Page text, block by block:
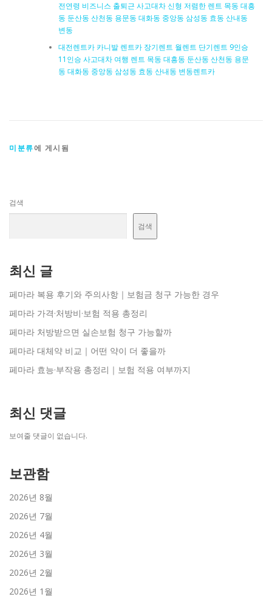
전연령 비즈니스 출퇴근 사고대차 신형 저렴한 렌트 목동 대흥
동 둔산동 산천동 용문동 대화동 중앙동 삼성동 효동 산내동
변동
대전렌트카 카니발 렌트카 장기렌트 월렌트 단기렌트 9인승
11인승 사고대차 여행 렌트 목동 대흥동 둔산동 산천동 용문
동 대화동 중앙동 삼성동 효동 산내동 변동렌트카
미분류에 게시됨
검색
검색
최신 글
페마라 복용 후기와 주의사항｜보험금 청구 가능한 경우
페마라 가격·처방비·보험 적용 총정리
페마라 처방받으면 실손보험 청구 가능할까
페마라 대체약 비교｜어떤 약이 더 좋을까
페마라 효능·부작용 총정리｜보험 적용 여부까지
최신 댓글
보여줄 댓글이 없습니다.
보관함
2026년 8월
2026년 7월
2026년 4월
2026년 3월
2026년 2월
2026년 1월